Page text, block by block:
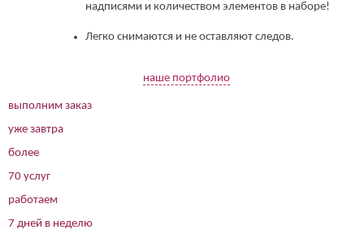
надписями и количеством элементов в наборе!
Легко снимаются и не оставляют следов.
наше портфолио
выполним заказ
уже завтра
более
70 услуг
работаем
7 дней в неделю